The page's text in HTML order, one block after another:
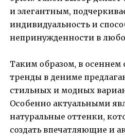
и элегантным,
индивидуальность и
непринужденности в
Таким образом, в осеннем
тренды в дениме
стильных и модных
Особенно актуальными
натуральные оттенки,
создать впечатляющие и